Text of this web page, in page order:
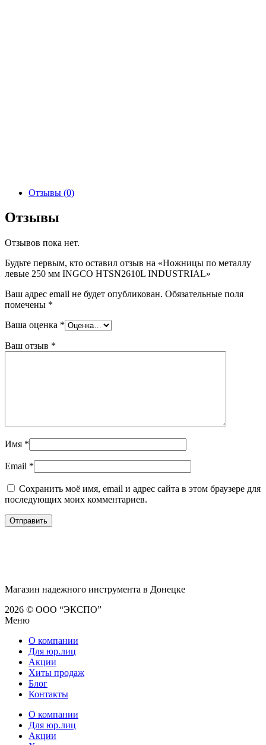
Отзывы (0)
Отзывы
Отзывов пока нет.
Будьте первым, кто оставил отзыв на «Ножницы по металлу
левые 250 мм INGCO HTSN2610L INDUSTRIAL»
Ваш адрес email не будет опубликован. Обязательные поля
помечены *
Ваша оценка *
Ваш отзыв *
Имя *
Email *
Сохранить моё имя, email и адрес сайта в этом браузере для
последующих моих комментариев.
Магазин надежного инструмента в Донецке
2026 © ООО “ЭКСПО”
Меню
О компании
Для юр.лиц
Акции
Хиты продаж
Блог
Контакты
О компании
Для юр.лиц
Акции